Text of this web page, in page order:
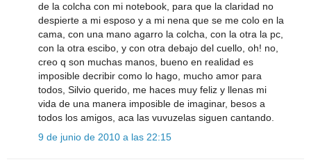
de la colcha con mi notebook, para que la claridad no
despierte a mi esposo y a mi nena que se me colo en la
cama, con una mano agarro la colcha, con la otra la pc,
con la otra escibo, y con otra debajo del cuello, oh! no,
creo q son muchas manos, bueno en realidad es
imposible decribir como lo hago, mucho amor para
todos, Silvio querido, me haces muy feliz y llenas mi
vida de una manera imposible de imaginar, besos a
todos los amigos, aca las vuvuzelas siguen cantando.
9 de junio de 2010 a las 22:15